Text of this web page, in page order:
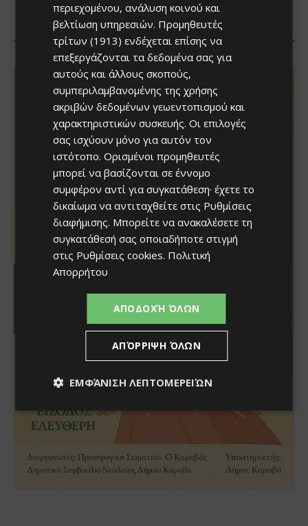
περιεχομένου, ανάλυση κοινού και
βελτίωση υπηρεσιών. Προμηθευτές
τρίτων (1913) ενδέχεται επίσης να
επεξεργάζονται τα δεδομένα σας για
αυτούς και άλλους σκοπούς,
συμπεριλαμβανομένης της χρήσης
ακριβών δεδομένων γεωεντοπισμού και
χαρακτηριστικών συσκευής. Οι επιλογές
σας ισχύουν μόνο για αυτόν τον
ιστότοπο. Ορισμένοι προμηθευτές
μπορεί να βασίζονται σε έννομο
συμφέρον αντί για συγκατάθεση· έχετε το
δικαίωμα να αντιταχθείτε στις Ρυθμίσεις
διαφήμισης. Μπορείτε να ανακαλέσετε τη
συγκατάθεσή σας οποιαδήποτε στιγμή
στις Ρυθμίσεις cookies. Πολιτική
Απορρήτου
ΑΠΟΔΟΧΉ ΌΛΩΝ
ΑΠΌΡΡΙΨΗ ΌΛΩΝ
ΕΜΦΆΝΙΣΗ ΛΕΠΤΟΜΕΡΕΙΏΝ